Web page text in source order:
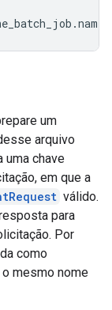
.name
um
arquivo
uma chave
em que a
válido.
para
Por
como
mesmo nome